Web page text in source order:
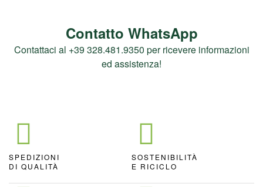
Contatto WhatsApp
Contattaci al +39 328.481.9350 per ricevere informazioni
ed assistenza!
SPEDIZIONI
DI QUALITÀ
SOSTENIBILITÀ
E RICICLO